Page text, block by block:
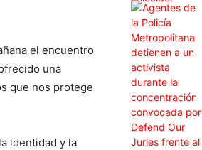
el encuentro
una
que nos protege
identidad y la